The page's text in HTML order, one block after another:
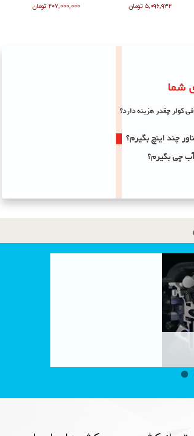
۲۰۷,۰۰۰,۰۰۰ تومان ۵,۰۹۶,۹۳۲ تومان